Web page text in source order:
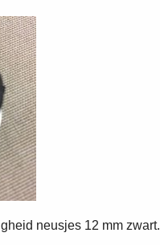
neusjes 12 mm zwart.